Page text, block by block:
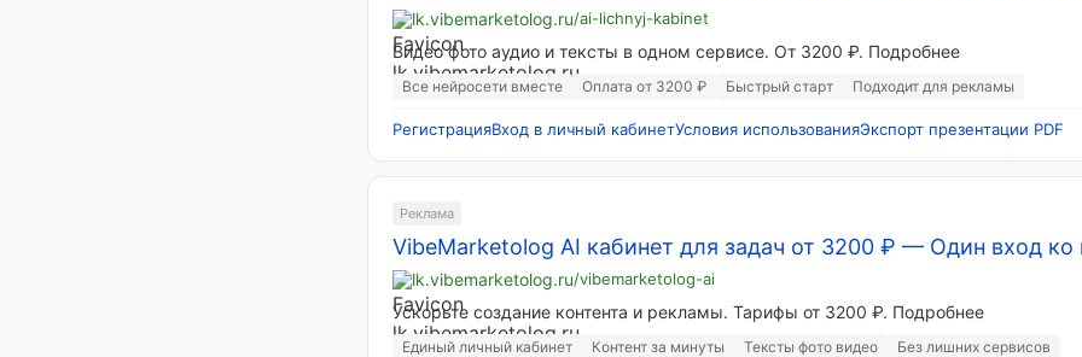
lk.vibemarketolog.ru/ai-lichnyj-kabinet
Видео фото аудио и тексты в одном сервисе. От 3200 ₽. Подробнее
Все нейросети вместе Оплата от 3200 ₽ Быстрый старт Подходит для рекламы
РегистрацияВход в личный кабинетУсловия использованияЭкспорт презентации PDF
Реклама
VibeMarketolog AI кабинет для задач от 3200 ₽ — Один вход ко
lk.vibemarketolog.ru/vibemarketolog-ai
Ускорьте создание контента и рекламы. Тарифы от 3200 ₽. Подробнее
Единый личный кабинет Контент за минуты Тексты фото видео Без лишних сервисов